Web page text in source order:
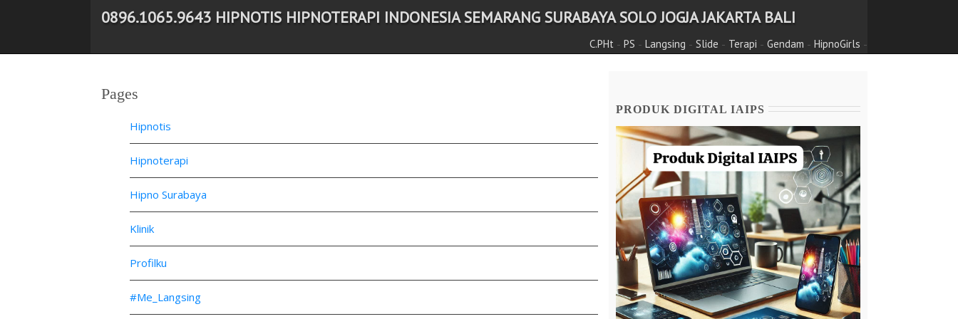
0896.1065.9643 HIPNOTIS HIPNOTERAPI INDONESIA SEMARANG SURABAYA SOLO JOGJA JAKARTA BALI
C.PHt - PS - Langsing - Slide - Terapi - Gendam - HipnoGirls -
Pages
Hipnotis
Hipnoterapi
Hipno Surabaya
Klinik
Profilku
#Me_Langsing
PRODUK DIGITAL IAIPS